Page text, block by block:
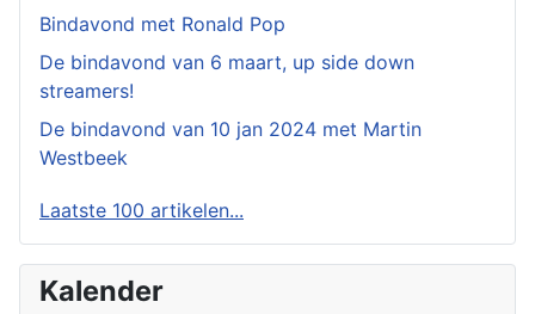
Bindavond met Ronald Pop
De bindavond van 6 maart, up side down
streamers!
De bindavond van 10 jan 2024 met Martin
Westbeek
Laatste 100 artikelen...
Kalender